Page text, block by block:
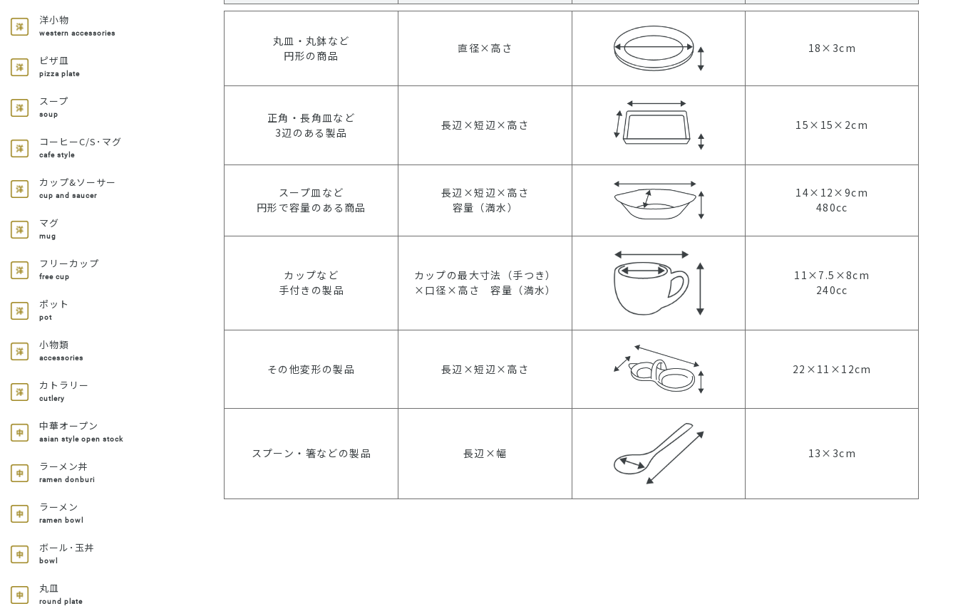
洋小物
western accessories
ピザ皿
pizza plate
スープ
soup
コーヒーC/S･マグ
cafe style
カップ&ソーサー
cup and saucer
マグ
mug
フリーカップ
free cup
ポット
pot
小物類
accessories
カトラリー
cutlery
中華オープン
asian style open stock
ラーメン丼
ramen donburi
ラーメン
ramen bowl
ボール･玉丼
bowl
丸皿
round plate
丸皿・丸鉢など
円形の商品
直径×高さ 18×3cm
正角・長角皿など
3辺のある製品
長辺×短辺×高さ 15×15×2cm
スープ皿など
円形で容量のある商品
長辺×短辺×高さ
容量（満水）
14×12×9cm
480cc
カップなど
手付きの製品
カップの最大寸法（手つき）
×口径×高さ 容量（満水）
11×7.5×8cm
240cc
その他変形の製品 長辺×短辺×高さ 22×11×12cm
スプーン・箸などの製品 長辺×幅 13×3cm